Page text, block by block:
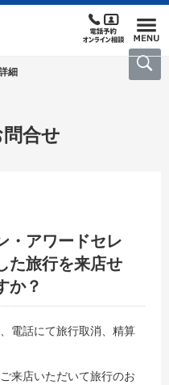
細
合せ
・アワードセレ
た旅行を来店せ
か？
電話にて旅行取消、精算
来店いただいて旅行のお